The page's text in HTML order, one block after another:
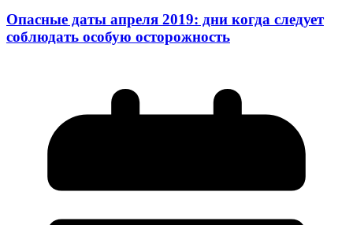
Опасные даты апреля 2019: дни когда следует
соблюдать особую осторожность